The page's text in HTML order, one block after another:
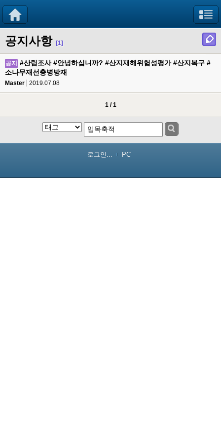
공지사항 [1]
공지
#산림조사 #안녕하십니까? #산지재해위험성평가 #산지복구 #
소나무재선충병방재
Master 2019.07.08
1 / 1
로그인... PC